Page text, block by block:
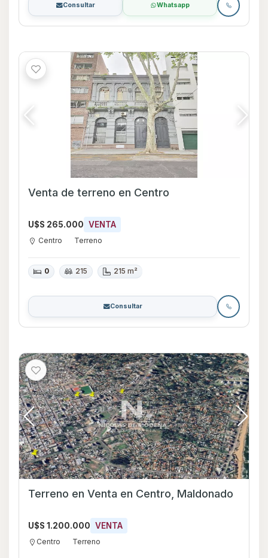
Consultar Whatsapp
Venta de terreno en Centro
U$S 265.000 VENTA
Centro Terreno
0 215 215 m²
Consultar
Terreno en Venta en Centro, Maldonado
U$S 1.200.000 VENTA
Centro Terreno